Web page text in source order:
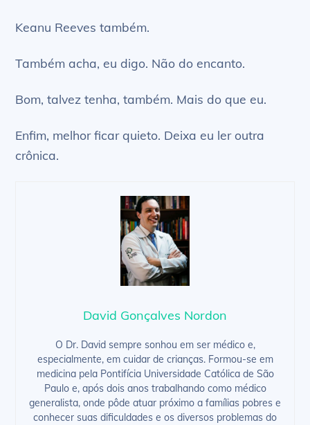
Keanu Reeves também.
Também acha, eu digo. Não do encanto.
Bom, talvez tenha, também. Mais do que eu.
Enfim, melhor ficar quieto. Deixa eu ler outra
crônica.
David Gonçalves Nordon
O Dr. David sempre sonhou em ser médico e,
especialmente, em cuidar de crianças. Formou-se em
medicina pela Pontifícia Universidade Católica de São
Paulo e, após dois anos trabalhando como médico
generalista, onde pôde atuar próximo a famílias pobres e
conhecer suas dificuldades e os diversos problemas do